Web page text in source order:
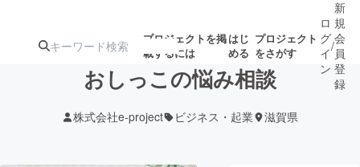
プロジェクトを掲
載するには
はじ
める
プロジェクト
をさがす
ロ
グ
イ
ン
/
新
規
会
員
登
録
おしっこの悩み相談
株式会社e-project ビジネス・起業 滋賀県